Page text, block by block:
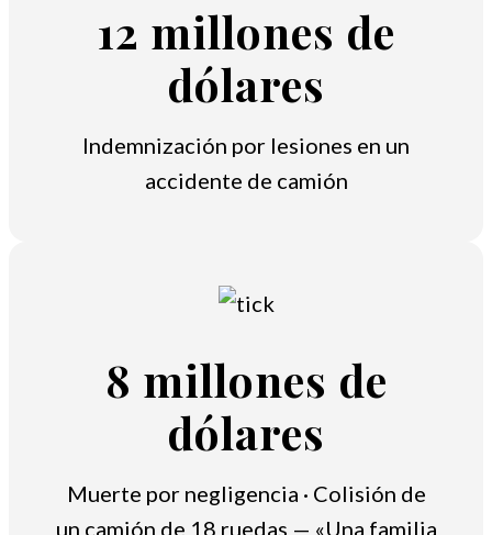
12 millones de
dólares
Indemnización por lesiones en un
accidente de camión
8 millones de
dólares
Muerte por negligencia · Colisión de
un camión de 18 ruedas — «Una familia